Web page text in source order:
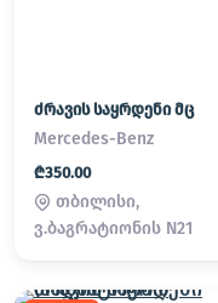
ძრავის საყრდენი მც
Mercedes-Benz
₾350.00
თბილისი,
ვ.ბაგრატიონის N21